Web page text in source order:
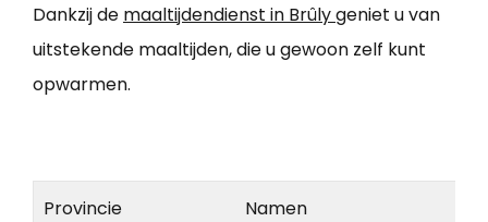
Dankzij de maaltijdendienst in Brûlygeniet u van
uitstekende maaltijden, die u gewoon zelf kunt
opwarmen.
Provincie Namen